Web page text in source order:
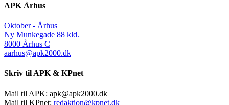
APK Århus
Oktober - Århus
Ny Munkegade 88 kld.
8000 Århus C
aarhus@apk2000.dk
Skriv til APK & KPnet
Mail til APK: apk@apk2000.dk
Mail til KPnet: redaktion@kpnet.dk